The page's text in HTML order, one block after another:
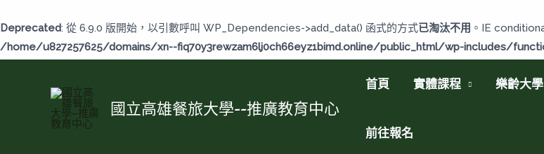
Deprecated: 從 6.9.0 版開始，以引數呼叫 WP_Dependencies->add_data() 函式的方式已淘汰不用 。IE
/home/u827257625/domains/xn--fiq70y3rewzam6lj0ch66eyz1bimd.online/public_html/wp-includes/
至
主
國立高雄餐旅大學--推廣教育中心
首頁 實體課程 樂齡大學
前往報名